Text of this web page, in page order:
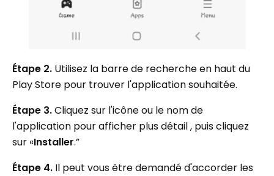
Étape 2. Utilisez la barre de recherche en haut du
Play Store pour trouver l'application souhaitée.
Étape 3.Cliquez sur l'icône ou le nom de
l'application pour afficher plus détail , puis cliquez
sur «Installer.”
Étape 4. Il peut vous être demandé d'accorder les